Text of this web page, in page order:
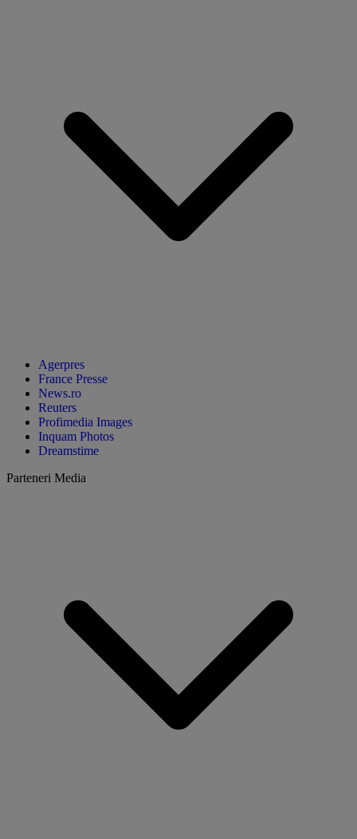
Agerpres
France Presse
News.ro
Reuters
Profimedia Images
Inquam Photos
Dreamstime
Parteneri Media